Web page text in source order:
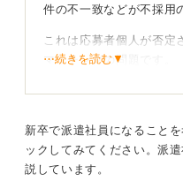
件の不一致などが不採用
これは応募者個人が否定
マッチングの問題です。
基本的なビジネスマナ
問題ありません。もし縁
⋯続きを読む▼
新卒で派遣社員になること
ックしてみてください。派
説しています。